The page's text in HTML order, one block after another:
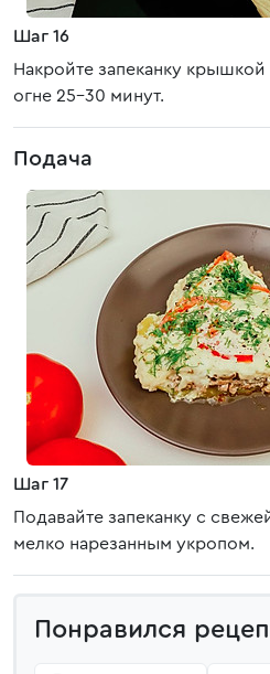
Шаг 16
Накройте запеканку крышкой
огне 25-30 минут.
Подача
Шаг 17
Подавайте запеканку с
мелко нарезанным укропом.
Понравился